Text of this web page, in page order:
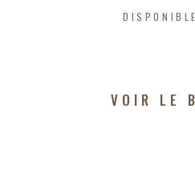
VOIR LE